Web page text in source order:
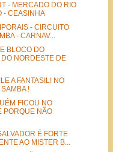
- MERCADO DO RIO
- CEASINHA
- CIRCUITO
- CARNAV...
BLOCO DO
NORDESTE DE
A FANTASIL! NO
!
FICOU NO
PORQUE NÃO
É FORTE
AO MISTER B...